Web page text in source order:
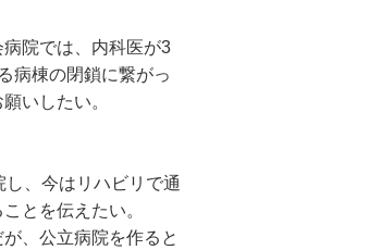
院では、内科医が3
病棟の閉鎖に繋がっ
いしたい。
、今はリハビリで通
とを伝えたい。
、公立病院を作ると